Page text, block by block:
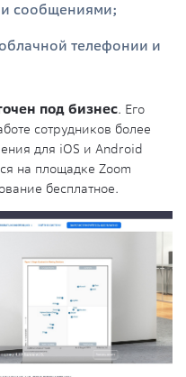
сообщениями;
телефонии и
под бизнес. Его
сотрудников более
для iOS и Android
на площадке Zoom
бесплатное.